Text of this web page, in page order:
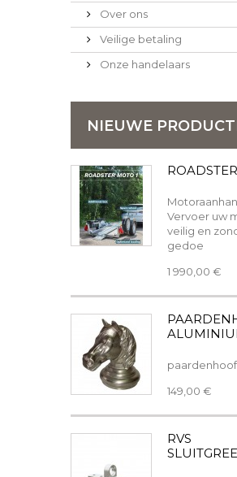
Over ons
Veilige betaling
Onze handelaars
NIEUWE
Vervoer uw
veilig en
gedoe
1 990,00 €
149,00 €
RVS